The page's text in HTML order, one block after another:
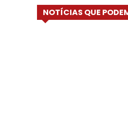
NOTÍCIAS QUE